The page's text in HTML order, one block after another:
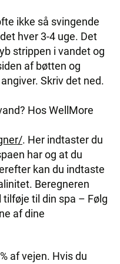
ikke så svingende
hver 3-4 uge. Det
strippen i vandet og
af bøtten og
Skriv det ned.
Hos WellMore
. Her indtaster du
har og at du
kan du indtaste
Beregneren
til din spa – Følg
af dine
af vejen. Hvis du